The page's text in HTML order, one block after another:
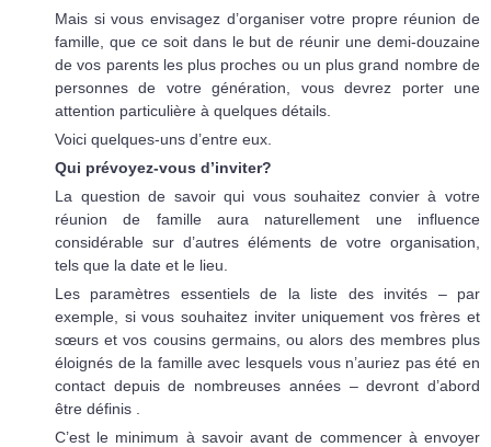
Mais si vous envisagez d’organiser votre propre réunion de
famille, que ce soit dans le but de réunir une demi-douzaine
de vos parents les plus proches ou un plus grand nombre de
personnes de votre génération, vous devrez porter une
attention particulière à quelques détails.
Voici quelques-uns d’entre eux.
Qui prévoyez-vous d’inviter?
La question de savoir qui vous souhaitez convier à votre
réunion de famille aura naturellement une influence
considérable sur d’autres éléments de votre organisation,
tels que la date et le lieu.
Les paramètres essentiels de la liste des invités – par
exemple, si vous souhaitez inviter uniquement vos frères et
sœurs et vos cousins germains, ou alors des membres plus
éloignés de la famille avec lesquels vous n’auriez pas été en
contact depuis de nombreuses années – devront d’abord
être définis .
C’est le minimum à savoir avant de commencer à envoyer